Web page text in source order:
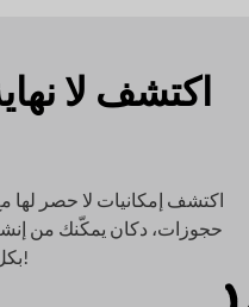
اكتشف لا
اكتشف إمكانيات لا حصر لها
حجوزات، دكان يمكّنك من
بكل بساطة!